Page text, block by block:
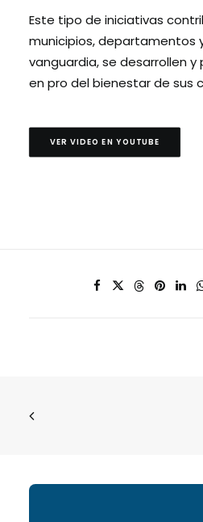
Este tipo de iniciativas
municipios, departamentos
vanguardia, se desarrollen
en pro del bienestar de sus
VER VIDEO EN YOUTUBE